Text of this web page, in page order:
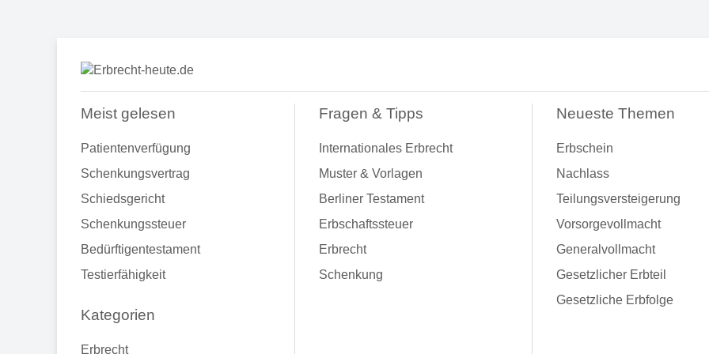
Meist gelesen
Patientenverfügung
Schenkungsvertrag
Schiedsgericht
Schenkungssteuer
Bedürftigentestament
Testierfähigkeit
Kategorien
Erbrecht
Fragen & Tipps
Internationales Erbrecht
Muster & Vorlagen
Berliner Testament
Erbschaftssteuer
Erbrecht
Schenkung
Neueste Themen
Erbschein
Nachlass
Teilungsversteigerung
Vorsorgevollmacht
Generalvollmacht
Gesetzlicher Erbteil
Gesetzliche Erbfolge